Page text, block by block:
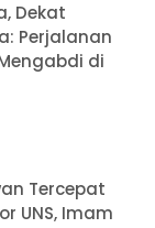
Dekat
Perjalanan
di
Tercepat
UNS, Imam